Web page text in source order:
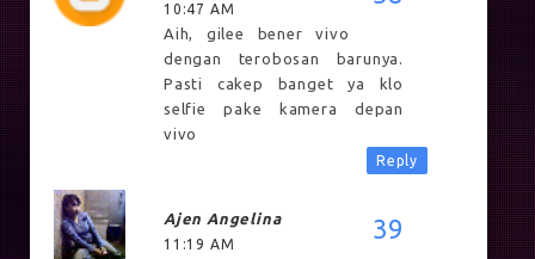
10:47 AM
Aih, gilee bener vivo
dengan terobosan barunya.
Pasti cakep banget ya klo
selfie pake kamera depan
vivo
Reply
Ajen Angelina
11:19 AM